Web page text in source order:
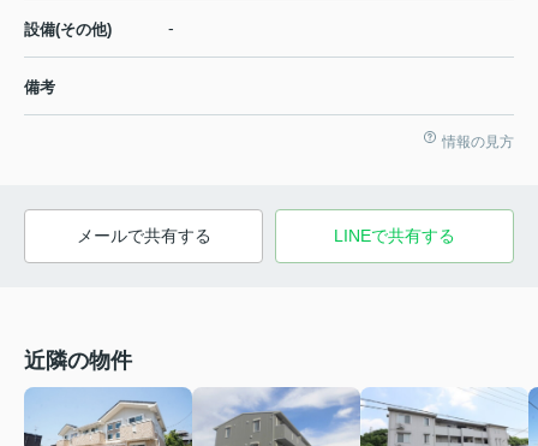
設備(その他) -
備考
情報の見方
メールで共有する LINEで共有する
近隣の物件